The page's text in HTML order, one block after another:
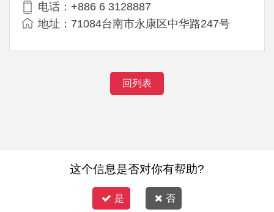
电话：+886 6 3128887
地址：71084台南市永康区中华路247号
回列表
这个信息是否对你有帮助?
是 否